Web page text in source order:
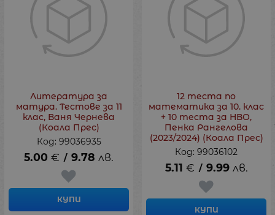
Литература за
матура. Тестове за 11
клас, Ваня Чернева
(Коала Прес)
Код: 99036935
5.00 € / 9.78 лв.
КУПИ
12 теста по
математика за 10. клас
+ 10 теста за НВО,
Пенка Рангелова
(2023/2024) (Коала Прес)
Код: 99036102
5.11 € / 9.99 лв.
КУПИ